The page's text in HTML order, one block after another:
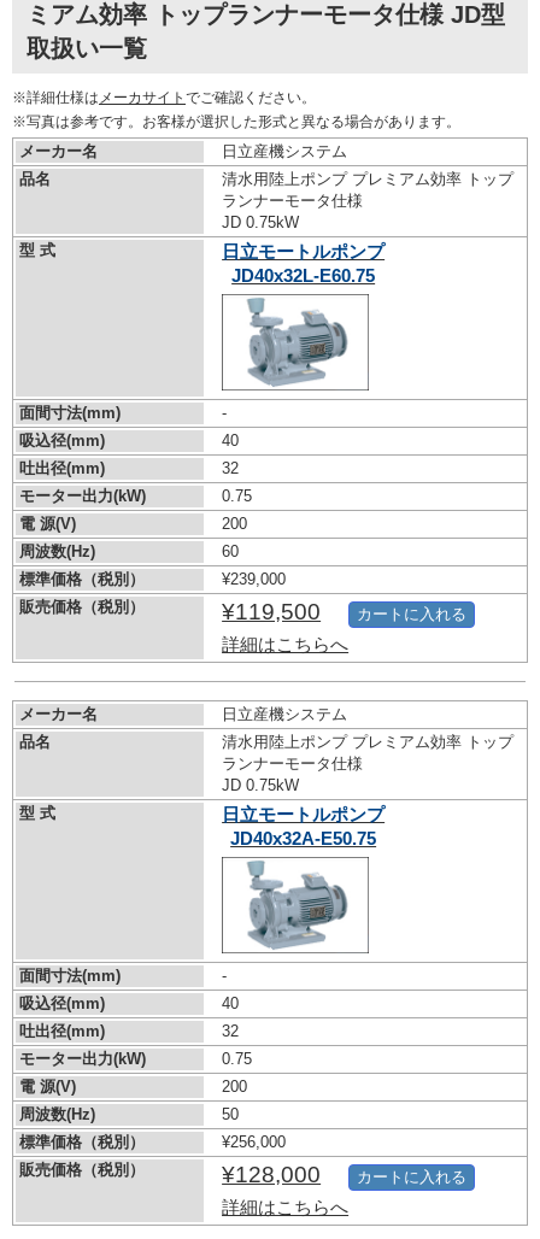
ミアム効率 トップランナーモータ仕様 JD型
取扱い一覧
※詳細仕様は メーカサイト でご確認ください。
※写真は参考です。お客様が選択した形式と異なる場合があります。
メーカー名
日立産機システム
品名
清水用陸上ポンプ プレミアム効率 トップ
ランナーモータ仕様
JD 0.75kW
型 式
日立モートルポンプ
JD40x32L-E60.75
面間寸法(mm)
-
吸込径(mm)
40
吐出径(mm)
32
モーター出力(kW)
0.75
電 源(V)
200
周波数(Hz)
60
標準価格（税別）
¥239,000
販売価格（税別）
¥119,500
詳細はこちらへ
カートに入れる
メーカー名
日立産機システム
品名
清水用陸上ポンプ プレミアム効率 トップ
ランナーモータ仕様
JD 0.75kW
型 式
日立モートルポンプ
JD40x32A-E50.75
面間寸法(mm)
-
吸込径(mm)
40
吐出径(mm)
32
モーター出力(kW)
0.75
電 源(V)
200
周波数(Hz)
50
標準価格（税別）
¥256,000
販売価格（税別）
¥128,000
詳細はこちらへ
カートに入れる